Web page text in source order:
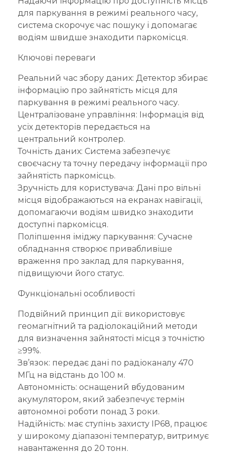
для паркування в режимі реального часу,
система скорочує час пошуку і допомагає
водіям швидше знаходити паркомісця.
Ключові переваги
Реальний час збору даних: Детектор збирає
інформацію про зайнятість місця для
паркування в режимі реального часу.
Централізоване управління: Інформація від
усіх детекторів передається на
центральний контролер.
Точність даних: Система забезпечує
своєчасну та точну передачу інформації про
зайнятість паркомісць.
Зручність для користувача: Дані про вільні
місця відображаються на екранах навігації,
допомагаючи водіям швидко знаходити
доступні паркомісця.
Поліпшення іміджу паркування: Сучасне
обладнання створює привабливіше
враження про заклад для паркування,
підвищуючи його статус.
Функціональні особливості
Подвійний принцип дії: використовує
геомагнітний та радіолокаційний методи
для визначення зайнятості місця з точністю
≥99%.
Зв’язок: передає дані по радіоканалу 470
МГц на відстань до 100 м.
Автономність: оснащений вбудованим
акумулятором, який забезпечує термін
автономної роботи понад 3 роки.
Надійність: має ступінь захисту IP68, працює
у широкому діапазоні температур, витримує
навантаження до 20 тонн.